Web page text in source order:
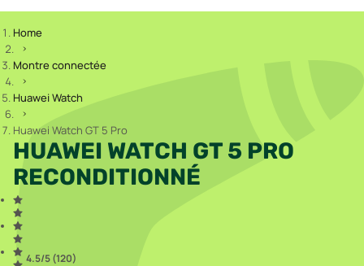
Home
Montre connectée
Huawei Watch
Huawei Watch GT 5 Pro
HUAWEI WATCH GT 5 PRO
RECONDITIONNÉ
4.5/5 (120)